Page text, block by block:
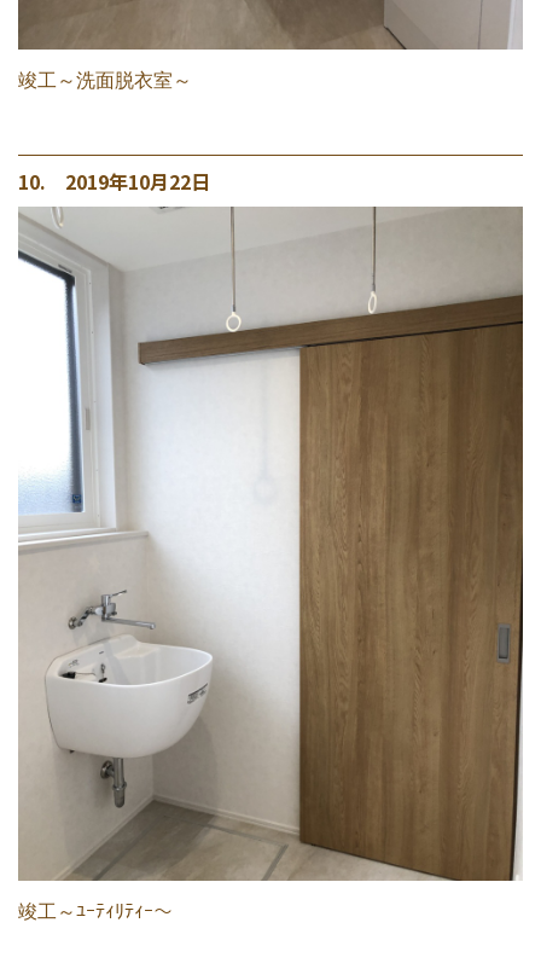
竣工～洗面脱衣室～
10. 2019年10月22日
竣工～ﾕｰﾃｨﾘﾃｨｰ～